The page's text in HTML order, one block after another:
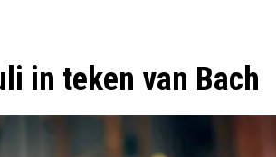
in teken van Bach